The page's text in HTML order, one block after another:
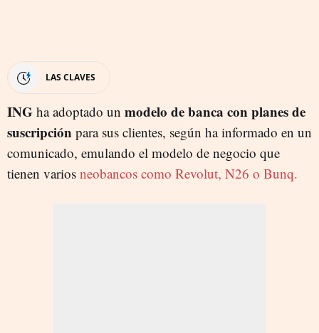
LAS CLAVES
ING ha adoptado un modelo de banca con planes de
suscripción para sus clientes, según ha informado en un
comunicado, emulando el modelo de negocio que
tienen varios neobancos como Revolut, N26 o Bunq.